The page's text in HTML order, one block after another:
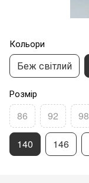
Кольори
Беж світлий
Розмір
86 92 98
140 146